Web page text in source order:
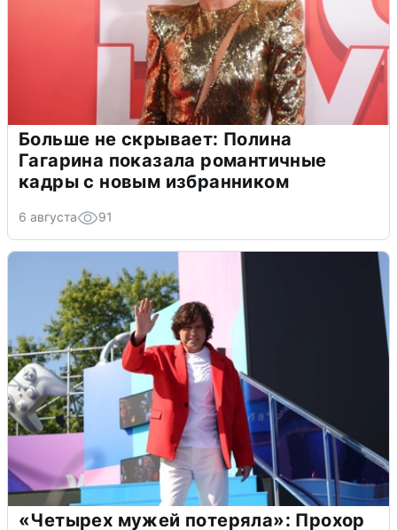
Больше не скрывает: Полина
Гагарина показала романтичные
кадры с новым избранником
6 августа 91
«Четырех мужей потеряла»: Прохор